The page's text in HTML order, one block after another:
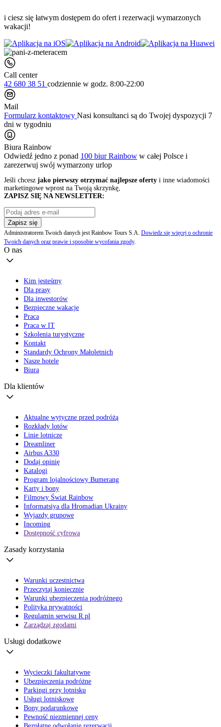
i ciesz się łatwym dostępem do ofert i rezerwacji wymarzonych
wakacji!
Call center
42 680 38 51 codziennie w godz. 8:00-22:00
Mail
Formularz kontaktowy Nasi konsultanci są do Twojej dyspozycji 7
dni w tygodniu
Biura Rainbow
Odwiedź jedno z ponad 100 biur Rainbow w całej Polsce i
zarezerwuj swój wymarzony urlop
Jeśli chcesz jako pierwszy otrzymać najlepsze oferty i inne wiadomości
marketingowe wprost na Twoją skrzynkę,
ZAPISZ SIĘ NA NEWSLETTER:
Zapisz się
Administratorem Twoich danych jest Rainbow Tours S.A. Dowiedz się więcej o ochronie
Twoich danych oraz prawie i sposobie wycofania zgody.
O nas
Kim jesteśmy
Dla prasy
Dla inwestorów
Bezpieczne wakacje
Praca
Praca w IT
Szkolenia turystyczne
Kontakt
Standardy Ochrony Małoletnich
Nasze hotele
Biura
Dla klientów
Aktualne wytyczne przed podróżą
Rozkłady lotów
Linie lotnicze
Dreamliner
Airbus A330
Dodaj opinię
Katalogi
Program lojalnościowy Bumerang
Karty i bony
Filmowy Świat Rainbow
Informatsiya dla Hromadian Ukrainy
Wyjazdy grupowe
Incoming
Dostępność cyfrowa
Zasady korzystania
Warunki uczestnictwa
Przeczytaj koniecznie
Warunki ubezpieczenia podróżnego
Polityka prywatności
Regulamin serwisu R.pl
Zarządzaj zgodami
Usługi dodatkowe
Wycieczki fakultatywne
Ubezpieczenia podróżne
Parkingi przy lotnisku
Usługi lotniskowe
Bony podarunkowe
Pewność niezmiennej ceny